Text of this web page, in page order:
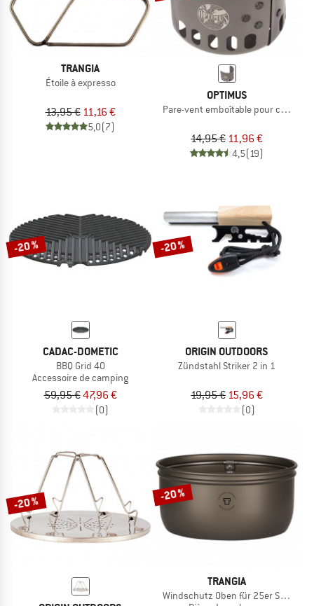
TRANGIA
Étoile à expresso
13,95 € 11,16 €
5,0(7)
OPTIMUS
Pare-vent emboîtable pour
14,95 € 11,96 €
4,5(19)
-20 %
CADAC-DOMETIC
BBQ Grid 40
Accessoire de camping
59,95 €47,96 €
(0)
-20 %
ORIGIN OUTDOORS
Zündstahl Striker 2 in 1
19,95 € 15,96 €
(0)
-20 % -20 %
TRANGIA
Windschutz Oben für 25er Serie